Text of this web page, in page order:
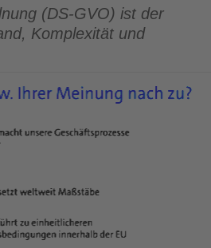
(DS-GVO) ist der
Komplexität und